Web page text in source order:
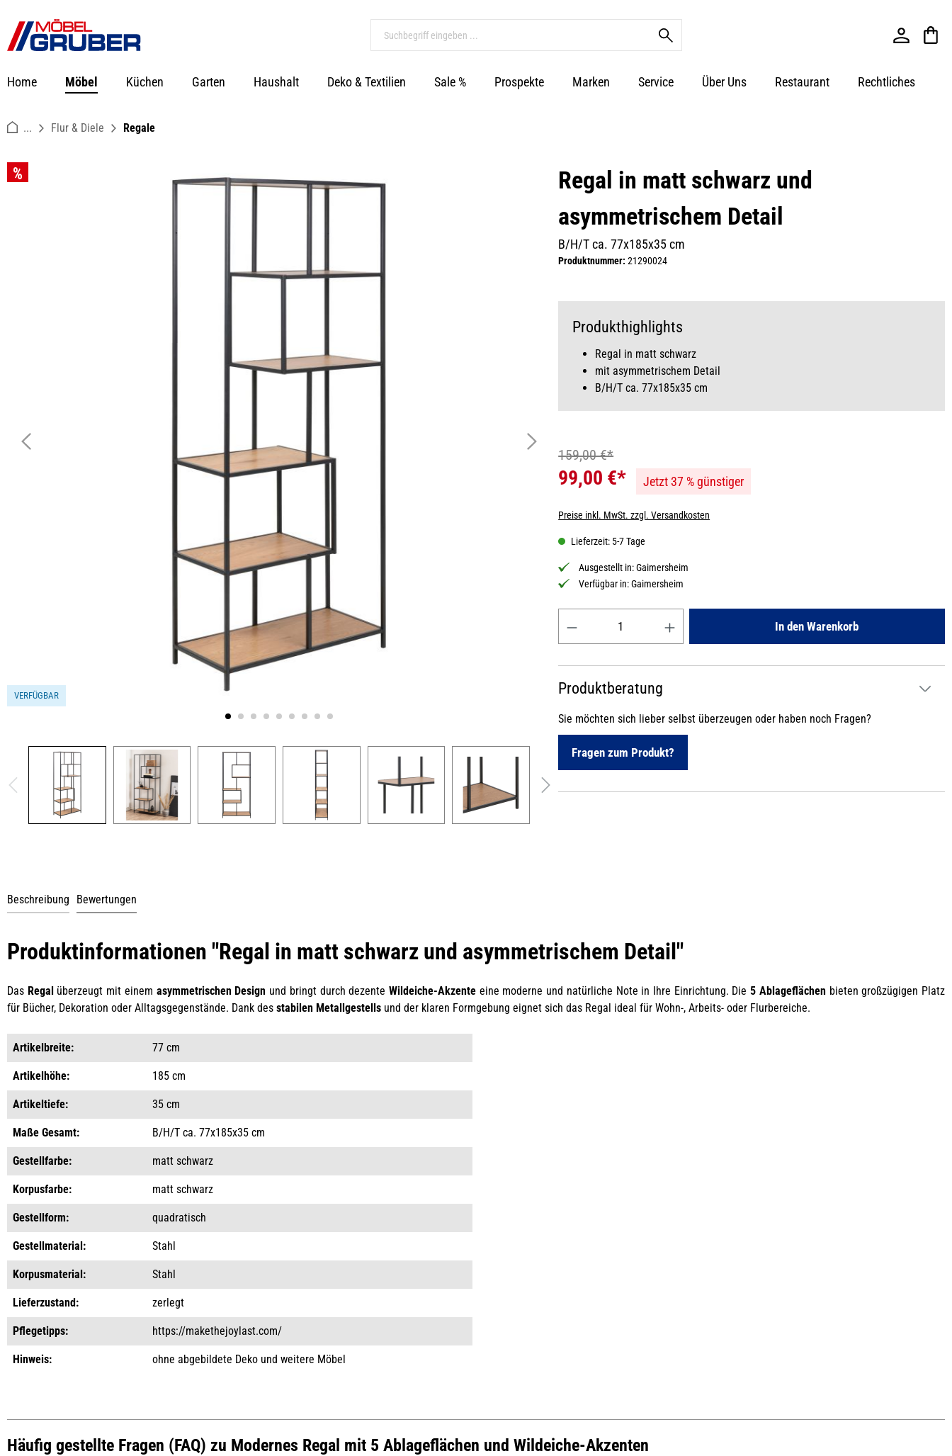
Zur Hauptnavigation springen
Home Möbel Küchen Garten Haushalt Deko & Textilien Sale % Prospekte Marken Service Über Uns Restaurant Rechtliches
... Flur & Diele Regale
Bildergalerie überspringen
VERFÜGBAR
Regal in matt schwarz und
asymmetrischem Detail
B/H/T ca. 77x185x35 cm
Produktnummer:21290024
Produkthighlights
Regal in matt schwarz
mit asymmetrischem Detail
B/H/T ca. 77x185x35 cm
159,00 €*
99,00 €* Jetzt 37 % günstiger
Preise inkl. MwSt. zzgl. Versandkosten
Lieferzeit: 5-7 Tage
Ausgestellt in:Gaimersheim
Verfügbar in:Gaimersheim
In den Warenkorb
Produktberatung
Sie möchten sich lieber selbst überzeugen oder haben noch Fragen?
Fragen zum Produkt?
Beschreibung Bewertungen
Produktinformationen "Regal in matt schwarz und asymmetrischem Detail"
Das Regalüberzeugt mit einem asymmetrischen Design und bringt durch dezente Wildeiche-Akzenteeine moderne und natürliche Note in Ihre Einrichtung. Die5 Ablageflächenbieten großzügigen Platz
für Bücher, Dekoration oder Alltagsgegenstände. Dank des stabilen Metallgestells und der klaren Formgebung eignet sich das Regal ideal für Wohn-, Arbeits- oder Flurbereiche.
Artikelbreite: 77 cm
Artikelhöhe: 185 cm
Artikeltiefe: 35 cm
Maße Gesamt: B/H/T ca. 77x185x35 cm
Gestellfarbe: matt schwarz
Korpusfarbe: matt schwarz
Gestellform: quadratisch
Gestellmaterial: Stahl
Korpusmaterial: Stahl
Lieferzustand: zerlegt
Pflegetipps: https://makethejoylast.com/
Hinweis: ohne abgebildete Deko und weitere Möbel
Häufig gestellte Fragen (FAQ) zu Modernes Regal mit 5 Ablageflächen und Wildeiche-Akzenten